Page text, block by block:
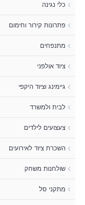
כלי נגינה
פתרונות קירור וחימום
מתנפחים
ציוד אולפני
גיימינג וציוד היקפי
לבית ולמשרד
צעצועים לילדים
השכרת ציוד לאירועים
שולחנות משחק
מתקני סל